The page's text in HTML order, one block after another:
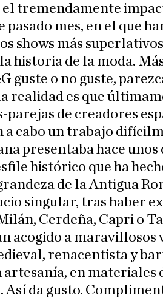
el tremendamente
pasado mes, en el que
shows más
historia de la moda.
guste o no guste,
realidad es que
parejas de creadores
a cabo un trabajo
presentaba hace unos
histórico que ha
de la Antigua
singular, tras haber
Cerdeña, Capri o
acogido a maravillosos
renacentista y
artesanía, en materiales
Así da gusto.